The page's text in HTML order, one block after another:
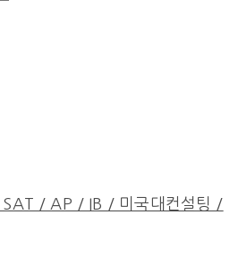
SAT / AP / IB / 미국대컨설팅 /